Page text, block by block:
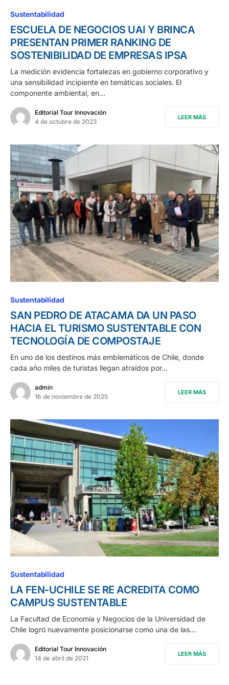
Sustentabilidad
ESCUELA DE NEGOCIOS UAI Y BRINCA
PRESENTAN PRIMER RANKING DE
SOSTENIBILIDAD DE EMPRESAS IPSA
La medición evidencia fortalezas en gobierno corporativo y
una sensibilidad incipiente en temáticas sociales. El
componente ambiental, en…
Editorial Tour Innovación
4 de octubre de 2023
LEER MÁS
Sustentabilidad
SAN PEDRO DE ATACAMA DA UN PASO
HACIA EL TURISMO SUSTENTABLE CON
TECNOLOGÍA DE COMPOSTAJE
En uno de los destinos más emblemáticos de Chile, donde
cada año miles de turistas llegan atraídos por…
admin
16 de noviembre de 2025
LEER MÁS
Sustentabilidad
LA FEN-UCHILE SE RE ACREDITA COMO
CAMPUS SUSTENTABLE
La Facultad de Economía y Negocios de la Universidad de
Chile logró nuevamente posicionarse como una de las…
Editorial Tour Innovación
14 de abril de 2021
LEER MÁS